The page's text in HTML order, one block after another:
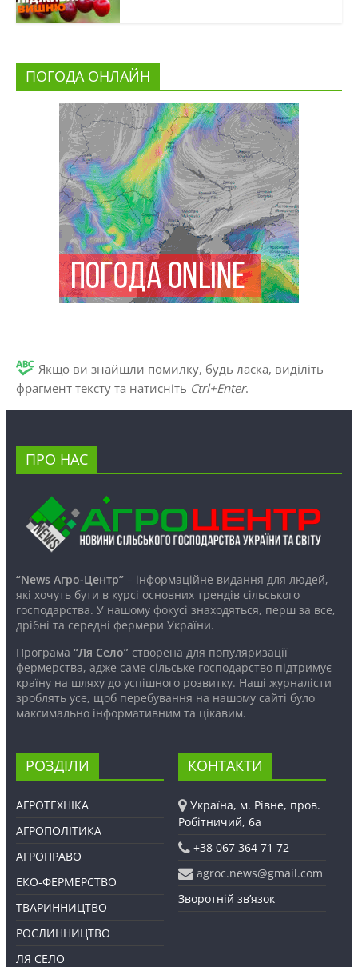
ПОГОДА ОНЛАЙН
Якщо ви знайшли помилку, будь ласка, виділіть
фрагмент тексту та натисніть Ctrl+Enter.
ПРО НАС
“News Агро-Центр”– інформаційне видання для людей,
які хочуть бути в курсі основних трендів сільського
господарства. У нашому фокусі знаходяться, перш за все,
дрібні та середні фермери України.
Програма “Ля Село”створена для популяризації
фермерства, адже саме сільське господарство підтримує
країну на шляху до успішного розвитку. Наші журналісти
зроблять усе, щоб перебування на нашому сайті було
максимально інформативним та цікавим.
РОЗДІЛИ
АГРОТЕХНІКА
АГРОПОЛІТИКА
АГРОПРАВО
ЕКО-ФЕРМЕРСТВО
ТВАРИННИЦТВО
РОСЛИННИЦТВО
ЛЯ СЕЛО
КОНТАКТИ
Україна, м. Рівне, пров.
Робітничий, 6а
+38 067 364 71 72
agroc.news@gmail.com
Зворотній зв’язок